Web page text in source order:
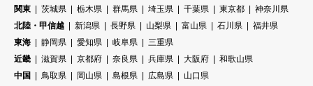
関東
茨城県 栃木県 群馬県 埼玉県 千葉県 東京都
神奈川県
北陸・甲信越
新潟県 長野県 山梨県 富山県 石川県
福井県
東海
静岡県 愛知県 岐阜県
三重県
近畿
滋賀県 京都府 奈良県 兵庫県 大阪府
和歌山県
中国
鳥取県 岡山県 島根県 広島県
山口県